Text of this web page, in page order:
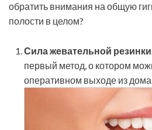
обратить внимания на общую
полости в целом?
Сила жевательной
первый метод, о котором
оперативном выходе из